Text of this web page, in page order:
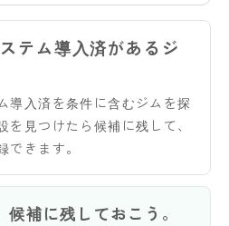
テム導入済があるジ
導入済を条件に含むジムを探
見つけたら候補に残して、
きます。
補に残しておこう。